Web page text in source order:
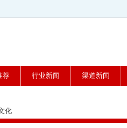
荐 行业新闻 渠道新闻
化